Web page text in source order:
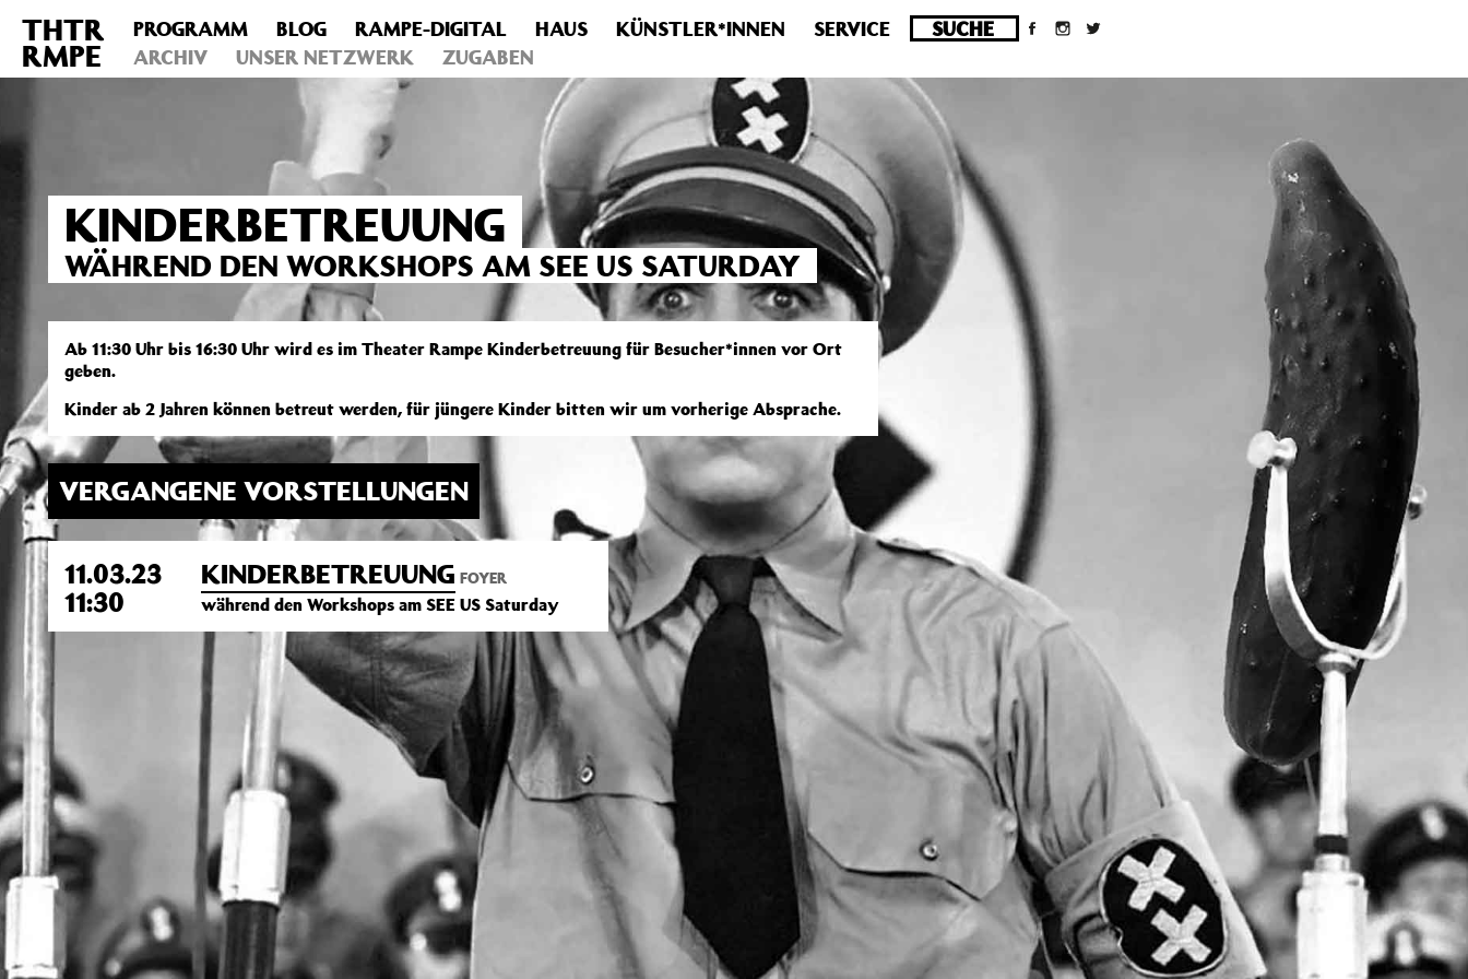
Deprecated : Die Funktion post_permalink ist seit Version 4.4.0 veraltet! Verwende stattdessen get_permalink(). in
/homepages/10/d43051023/htdocs/wordpress/wp-
includes/functions.phpon line6031
THTR
RMPE
PROGRAMM BLOG RAMPE-DIGITAL HAUS KÜNSTLER*INNEN
SERVICE
ARCHIV
UNSER NETZWERK ZUGABEN
KINDERBETREUUNG
WÄHREND DEN WORKSHOPS AM SEE US SATURDAY
Ab 11:30 Uhr bis 16:30 Uhr wird es im Theater Rampe Kinderbetreuung für Besucher*innen vor Ort
geben.
Kinder ab 2 Jahren können betreut werden, für jüngere Kinder bitten wir um vorherige Absprache.
VERGANGENE VORSTELLUNGEN
11.03.23
11:30
KINDERBETREUUNG FOYER
während den Workshops am SEE US Saturday